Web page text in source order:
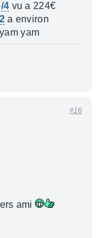
4 vu a 224€
a environ
yam
#16
ami